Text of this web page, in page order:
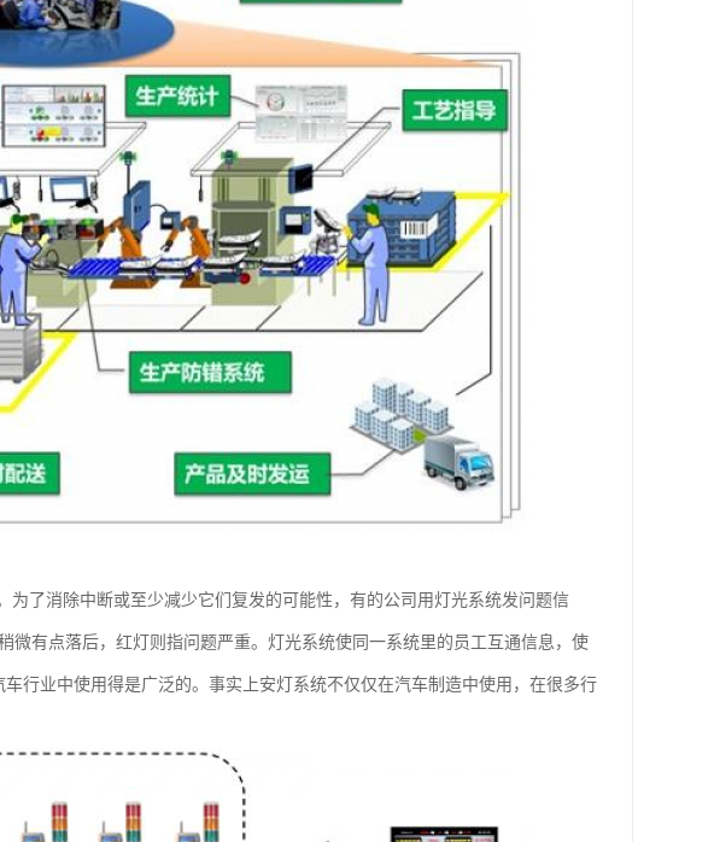
了消除中断或至少减少它们复发的可能性，有的公司用灯光系统发问题信
微有点落后，红灯则指问题严重。灯光系统使同一系统里的员工互通信息，使
行业中使用得是广泛的。事实上安灯系统不仅仅在汽车制造中使用，在很多行